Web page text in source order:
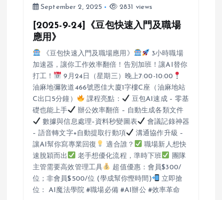
September 2, 2025
2831 views
[2025-9-24]《豆包快速入門及職場
應用》
《豆包快速入門及職場應用》
3小時職場
加速器，讓你工作效率翻倍！告別加班！讓AI替你
打工！
9月24日（星期三）晚上7:00-10:00
油麻地彌敦道466號恩佳大廈1字樓C座（油麻地站
C出口5分鐘）
課程亮點：
豆包AI速成 – 零基
礎也能上手
辦公效率翻倍 – 自動生成各類文件
數據與信息處理–資料秒變圖表
會議記錄神器
– 語音轉文字+自動提取行動項
溝通協作升級 –
讓AI幫你寫專業回復
適合誰？
職場新人想快
速脫穎而出
老手想優化流程，準時下班
團隊
主管需要高效管理工具
超值優惠：會員$300/
位；非會員$500/位 (學成幫你慳時間)
立即搶
位： AI魔法學院 #職場必備 #AI辦公 #效率革命